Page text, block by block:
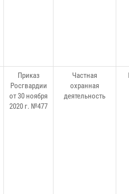
Приказ
Росгвардии
от 30 ноября
2020 г. №477
Частная
охранная
деятельность